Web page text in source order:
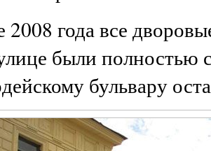
2008 года все
были полностью
бульвару